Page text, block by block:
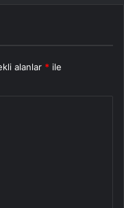
alanlar * ile